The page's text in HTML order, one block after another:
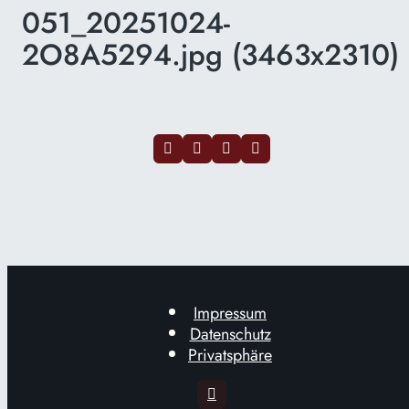
051_20251024-
2O8A5294.jpg (3463x2310)
Impressum
Datenschutz
Privatsphäre